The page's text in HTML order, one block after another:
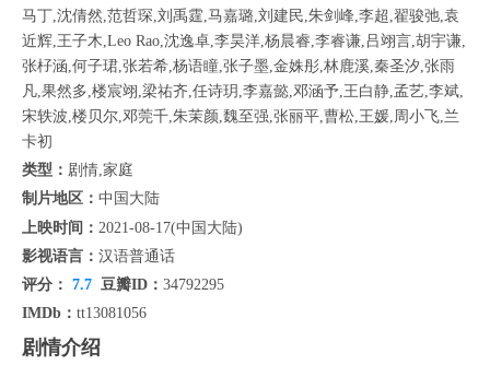
马丁,沈倩然,范哲琛,刘禹霆,马嘉璐,刘建民,朱剑峰,李超,翟骏弛,袁
近辉,王子木,Leo Rao,沈逸卓,李昊洋,杨晨睿,李睿谦,吕翊言,胡宇谦,
张杍涵,何子珺,张若希,杨语瞳,张子墨,金姝彤,林鹿溪,秦圣汐,张雨
凡,果然多,楼宸翊,梁祐齐,任诗玥,李嘉懿,邓涵予,王白静,孟艺,李斌,
宋轶波,楼贝尔,邓莞千,朱茉颜,魏至强,张丽平,曹松,王媛,周小飞,兰
卡初
类型： 剧情,家庭
制片地区： 中国大陆
上映时间： 2021-08-17(中国大陆)
影视语言： 汉语普通话
评分： 7.7 豆瓣ID： 34792295
IMDb： tt13081056
剧情介绍